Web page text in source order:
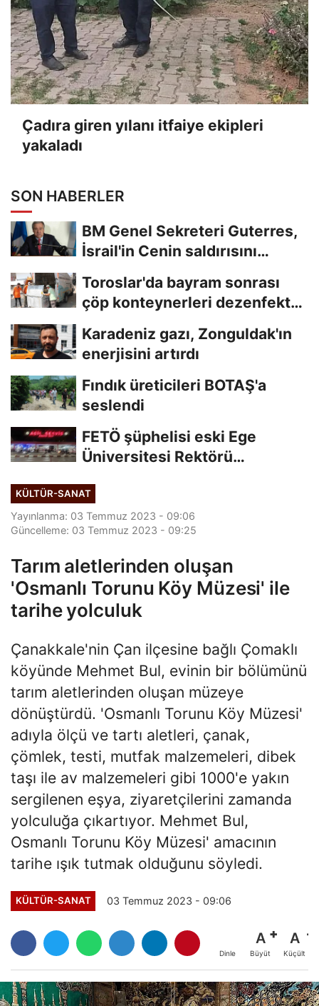
Çadıra giren yılanı itfaiye ekipleri
yakaladı
SON HABERLER
BM Genel Sekreteri Guterres,
İsrail'in Cenin saldırısını
Toroslar'da bayram sonrası
çöp konteynerleri dezenfekte
Karadeniz gazı, Zonguldak'ın
enerjisini artırdı
Fındık üreticileri BOTAŞ'a
seslendi
FETÖ şüphelisi eski Ege
Üniversitesi Rektörü
KÜLTÜR-SANAT
Yayınlanma: 03 Temmuz 2023 - 09:06
Güncelleme: 03 Temmuz 2023 - 09:25
Tarım aletlerinden oluşan
'Osmanlı Torunu Köy Müzesi' ile
tarihe yolculuk
Çanakkale'nin Çan ilçesine bağlı Çomaklı
köyünde Mehmet Bul, evinin bir bölümünü
tarım aletlerinden oluşan müzeye
dönüştürdü. 'Osmanlı Torunu Köy Müzesi'
adıyla ölçü ve tartı aletleri, çanak,
çömlek, testi, mutfak malzemeleri, dibek
taşı ile av malzemeleri gibi 1000'e yakın
sergilenen eşya, ziyaretçilerini zamanda
yolculuğa çıkartıyor. Mehmet Bul,
Osmanlı Torunu Köy Müzesi' amacının
tarihe ışık tutmak olduğunu söyledi.
KÜLTÜR-SANAT 03 Temmuz 2023 - 09:06
Dinle
A
Büyüt
A
Küçült